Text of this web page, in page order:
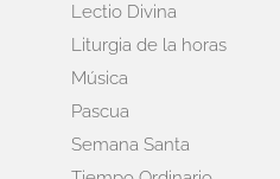
Lectio Divina
Liturgia de la horas
Música
Pascua
Semana Santa